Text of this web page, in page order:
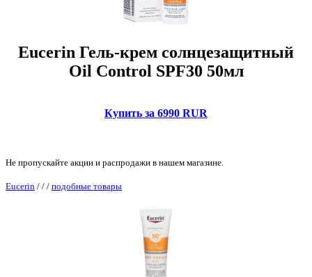
Eucerin Гель-крем солнцезащитный
Oil Control SPF30 50мл
Купить за 6990 RUR
Не пропускайте акции и распродажи в нашем магазине.
Eucerin / / / подобные товары